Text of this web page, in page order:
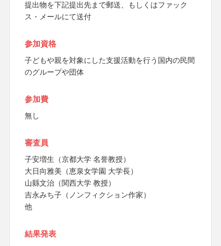
提出物を下記提出先まで郵送、もしくはファック
ス・メールにて送付
参加資格
子どもや親を対象にした支援活動を行う国内の民間
のグループや団体
参加費
無し
審査員
子安増生（京都大学 名誉教授）
大日向雅美（恵泉女学園 大学長）
山縣文治（関西大学 教授）
吉永みち子（ノンフィクション作家）
他
結果発表